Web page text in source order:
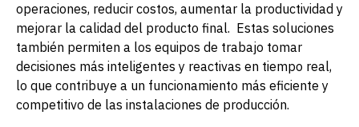
operaciones, reducir costos, aumentar la productividad y
mejorar la calidad del producto final. Estas soluciones
también permiten a los equipos de trabajo tomar
decisiones más inteligentes y reactivas en tiempo real,
lo que contribuye a un funcionamiento más eficiente y
competitivo de las instalaciones de producción.